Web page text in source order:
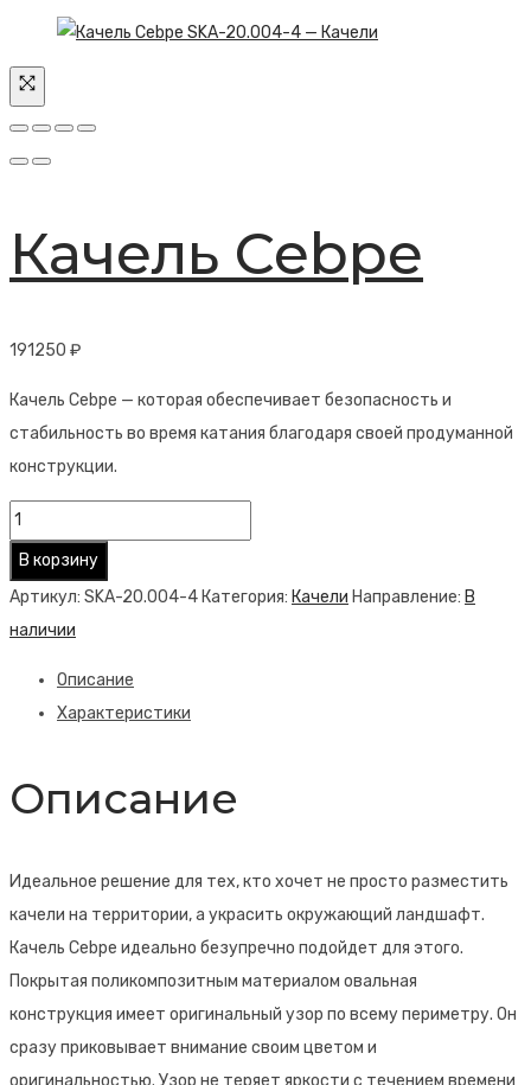
Качель Cebpe
191250 ₽
Качель Cebpe — которая обеспечивает безопасность и
стабильность во время катания благодаря своей продуманной
конструкции.
Количество
товара
Качель
В корзину
Артикул: SKA-20.004-4 Категория: Качели Направление: В
наличии
Описание
Характеристики
Описание
Идеальное решение для тех, кто хочет не просто разместить
качели на территории, а украсить окружающий ландшафт.
Качель Cebpe идеально безупречно подойдет для этого.
Покрытая поликомпозитным материалом овальная
конструкция имеет оригинальный узор по всему периметру. Он
сразу приковывает внимание своим цветом и
оригинальностью. Узор не теряет яркости с течением времени